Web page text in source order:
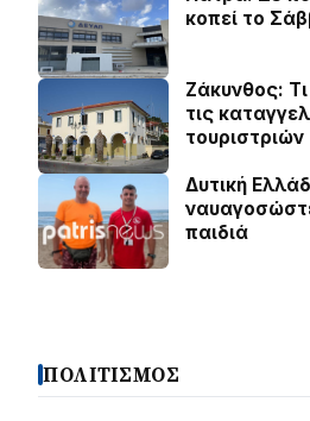
κοπεί το
Ζάκυνθος:
τις
τουριστριών
Δυτική
παιδιά
ΠΟΛΙΤΙΣΜΟΣ